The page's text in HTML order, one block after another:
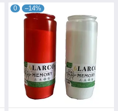
0 –14%